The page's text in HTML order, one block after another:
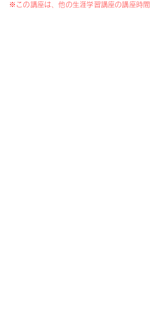
※この講座は、他の生涯学習講座の講座時間